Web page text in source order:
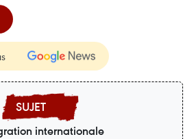
internationale